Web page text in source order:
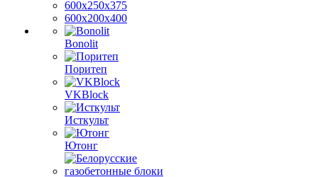
600х250х375
600х200х400
Bonolit
Поритеп
VKBlock
Исткульт
Ютонг